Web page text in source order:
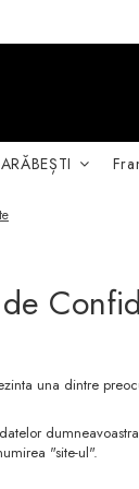
una dintre
"site-ul".